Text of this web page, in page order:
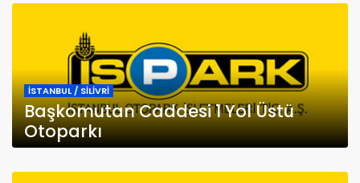
İSTANBUL / SİLİVRİ
Başkomutan Caddesi 1 Yol Üstü
Otoparkı